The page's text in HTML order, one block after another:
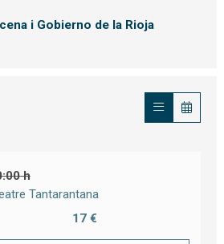
i Gobierno de la Rioja
h
Tantarantana
17 €